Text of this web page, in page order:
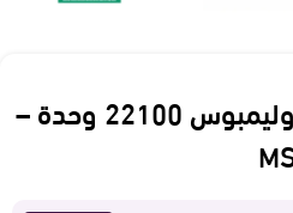
مكيف سبليت ميديا اوليمبوس 22100 وحدة –